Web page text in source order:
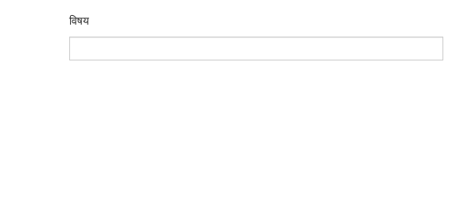
विषय